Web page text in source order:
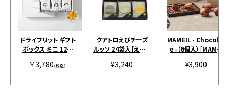
ドライフリット ギフト
ボックス ミニ 12個
￥3,780（税込）
クアトロえびチーズ
ルッソ 24袋入［えびと
AHIDE］
¥3,240
MAMEIL - Chocolat
e -（6個入）［MAMEI
¥3,900